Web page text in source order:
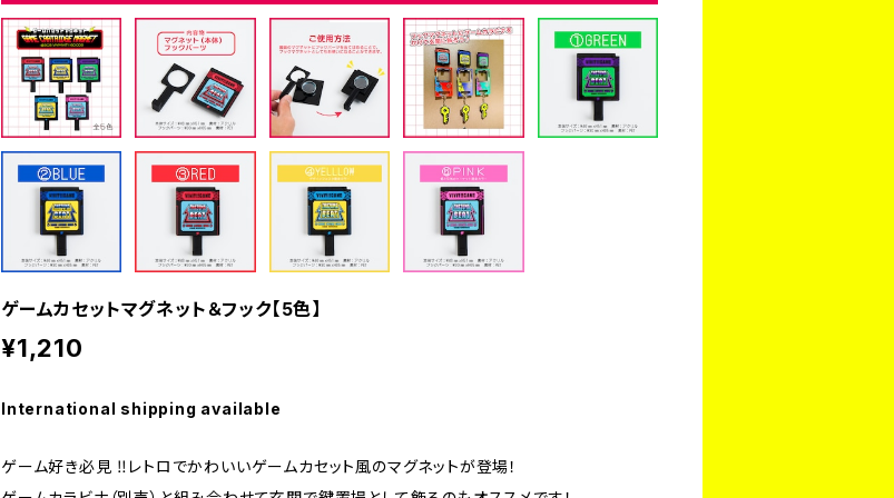
ゲームカセットマグネット＆フック【5色】
¥1,210
International shipping available
ゲーム好き必見 ‼レトロでかわいいゲームカセット風のマグネットが登場！